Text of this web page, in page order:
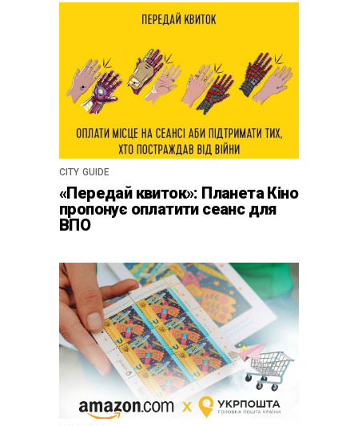
CITY GUIDE
«Передай квиток»: Планета Кіно
пропонує оплатити сеанс для
ВПО